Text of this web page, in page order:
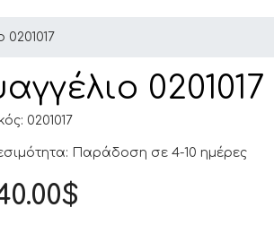
0201017
0201017
0201017
Παράδοση σε 4-10 ημέρες